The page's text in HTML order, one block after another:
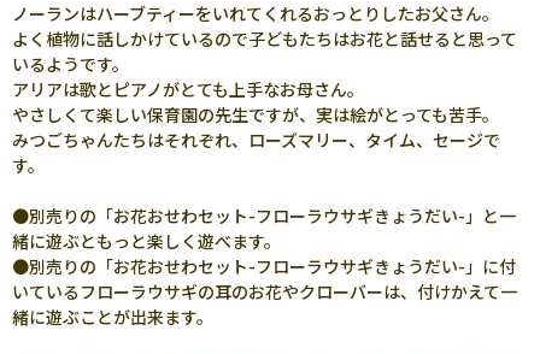
ノーランはハーブティーをいれてくれるおっとりしたお父さん。
よく植物に話しかけているので子どもたちはお花と話せると思って
いるようです。
アリアは歌とピアノがとても上手なお母さん。
やさしくて楽しい保育園の先生ですが、実は絵がとっても苦手。
みつごちゃんたちはそれぞれ、ローズマリー、タイム、セージで
す。
●別売りの「お花おせわセット-フローラウサギきょうだい-」と一
緒に遊ぶともっと楽しく遊べます。
●別売りの「お花おせわセット-フローラウサギきょうだい-」に付
いているフローラウサギの耳のお花やクローバーは、付けかえて一
緒に遊ぶことが出来ます。